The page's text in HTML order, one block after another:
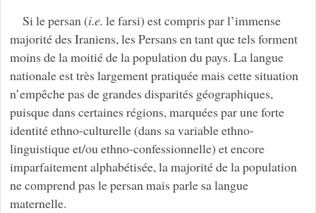
Si le persan (i.e. le farsi) est compris par l’immense
majorité des Iraniens, les Persans en tant que tels forment
moins de la moitié de la population du pays. La langue
nationale est très largement pratiquée mais cette situation
n’empêche pas de grandes disparités géographiques,
puisque dans certaines régions, marquées par une forte
identité ethno-culturelle (dans sa variable ethno-
linguistique et/ou ethno-confessionnelle) et encore
imparfaitement alphabétisée, la majorité de la population
ne comprend pas le persan mais parle sa langue
maternelle.